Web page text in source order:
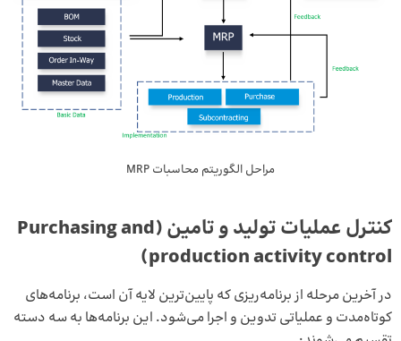
مراحل الگوریتم محاسبات MRP
کنترل عملیات تولید و تامین (Purchasing and
production activity control)
در آخرین مرحله از برنامه‌ریزی که پایین‌ترین لایه آن است، برنامه‌های
کوتاه‌مدت و عملیاتی تدوین و اجرا می‌شود. این برنامه‌ها به سه دسته